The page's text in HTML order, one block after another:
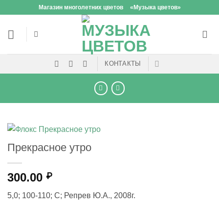
content
Магазин многолетних цветов «Музыка цветов»
КОНТАКТЫ
Прекрасное утро
300.00 ₽
5,0; 100-110; С; Репрев Ю.А., 2008г.